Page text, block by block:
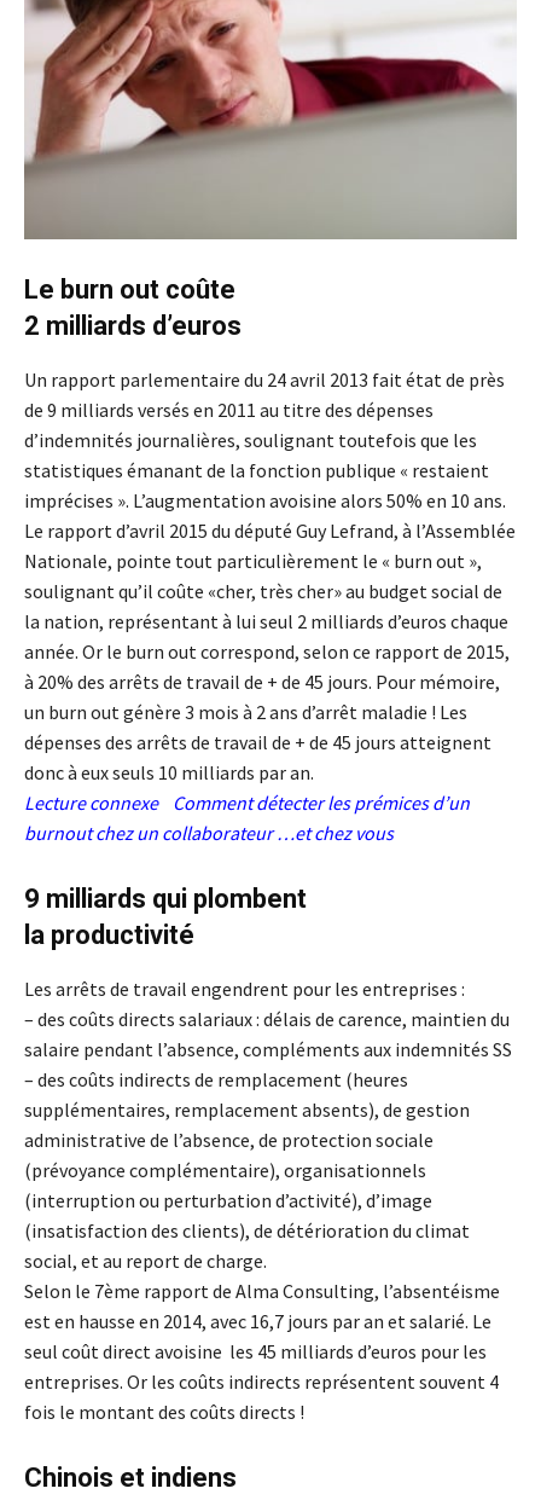
Le burn out coûte
2 milliards d’euros
Un rapport parlementaire du 24 avril 2013 fait état de près
de 9 milliards versés en 2011 au titre des dépenses
d’indemnités journalières, soulignant toutefois que les
statistiques émanant de la fonction publique « restaient
imprécises ». L’augmentation avoisine alors 50% en 10 ans.
Le rapport d’avril 2015 du député Guy Lefrand, à l’Assemblée
Nationale, pointe tout particulièrement le « burn out »,
soulignant qu’il coûte «cher, très cher» au budget social de
la nation, représentant à lui seul 2 milliards d’euros chaque
année. Or le burn out correspond, selon ce rapport de 2015,
à 20% des arrêts de travail de + de 45 jours. Pour mémoire,
un burn out génère 3 mois à 2 ans d’arrêt maladie ! Les
dépenses des arrêts de travail de + de 45 jours atteignent
donc à eux seuls 10 milliards par an.
Lecture connexe Comment détecter les prémices d’un
burnout chez un collaborateur …et chez vous
9 milliards qui plombent
la productivité
Les arrêts de travail engendrent pour les entreprises :
– des coûts directs salariaux : délais de carence, maintien du
salaire pendant l’absence, compléments aux indemnités SS
– des coûts indirects de remplacement (heures
supplémentaires, remplacement absents), de gestion
administrative de l’absence, de protection sociale
(prévoyance complémentaire), organisationnels
(interruption ou perturbation d’activité), d’image
(insatisfaction des clients), de détérioration du climat
social, et au report de charge.
Selon le 7ème rapport de Alma Consulting, l’absentéisme
est en hausse en 2014, avec 16,7 jours par an et salarié. Le
seul coût direct avoisine les 45 milliards d’euros pour les
entreprises. Or les coûts indirects représentent souvent 4
fois le montant des coûts directs !
Chinois et indiens